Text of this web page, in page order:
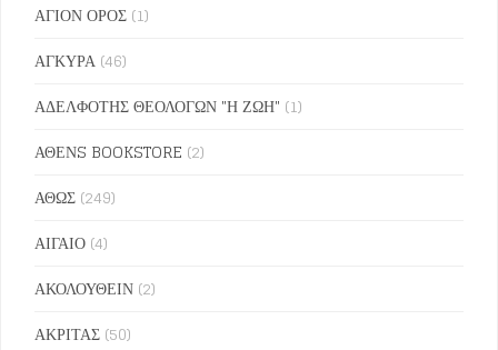
ΑΓΙΟΝ ΟΡΟΣ (1)
ΑΓΚΥΡΑ (46)
ΑΔΕΛΦΟΤΗΣ ΘΕΟΛΟΓΩΝ "Η ΖΩΗ" (1)
ΑΘΕΝS BOOKSTORE (2)
ΑΘΩΣ (249)
ΑΙΓΑΙΟ (4)
ΑΚΟΛΟΥΘΕΙΝ (2)
ΑΚΡΙΤΑΣ (50)